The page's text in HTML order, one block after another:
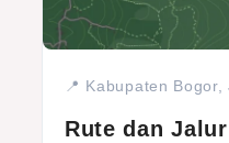
📍 Kabupaten Bogor,
Rute dan